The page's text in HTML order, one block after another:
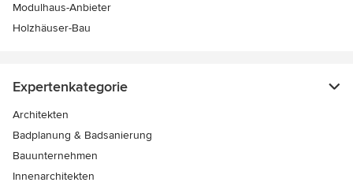
Modulhaus-Anbieter
Holzhäuser-Bau
Expertenkategorie
Architekten
Badplanung & Badsanierung
Bauunternehmen
Innenarchitekten